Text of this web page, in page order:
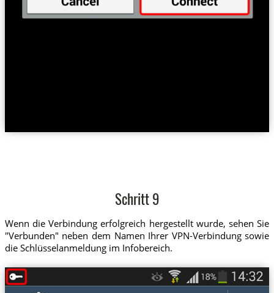
Schritt 9
Wenn die Verbindung erfolgreich hergestellt wurde, sehen Sie
"Verbunden" neben dem Namen Ihrer VPN-Verbindung sowie
die Schlüsselanmeldung im Infobereich.